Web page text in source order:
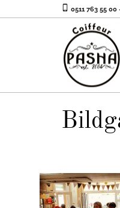
0511 763 55 00